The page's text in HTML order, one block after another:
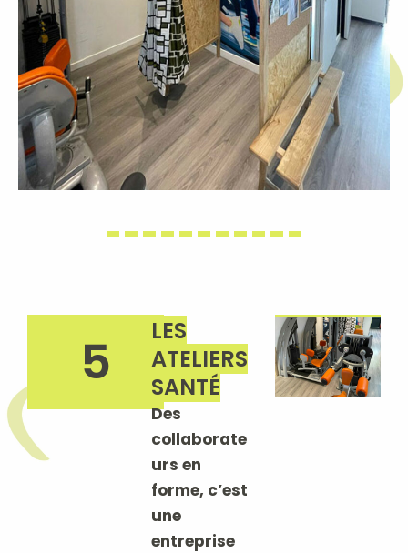
5
LES
ATELIERS
SANTÉ
Des
collaborate
urs en
forme, c’est
une
entreprise